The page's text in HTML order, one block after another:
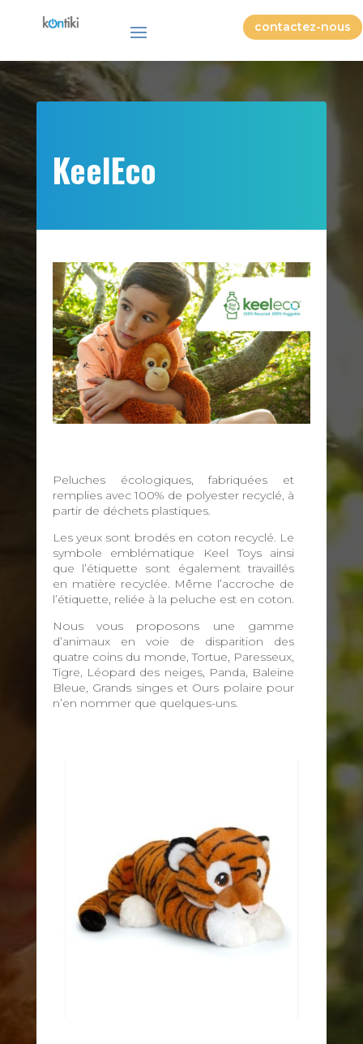
contactez-nous
KeelEco
Peluches écologiques, fabriquées et
remplies avec 100% de polyester recyclé, à
partir de déchets plastiques.
Les yeux sont brodés en coton recyclé. Le
symbole emblématique Keel Toys ainsi
que l’étiquette sont également travaillés
en matière recyclée. Même l’accroche de
l’étiquette, reliée à la peluche est en coton.
Nous vous proposons une gamme
d’animaux en voie de disparition des
quatre coins du monde, Tortue, Paresseux,
Tigre, Léopard des neiges, Panda, Baleine
Bleue, Grands singes et Ours polaire pour
n’en nommer que quelques-uns.